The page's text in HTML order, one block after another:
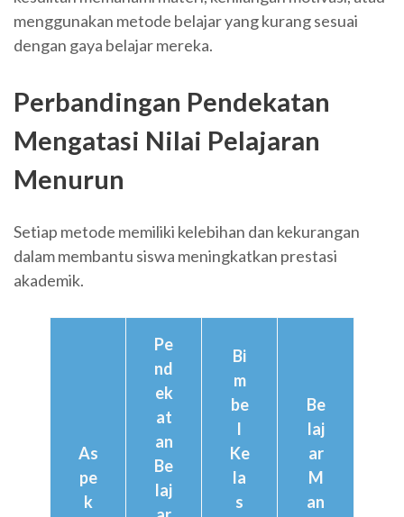
menggunakan metode belajar yang kurang sesuai
dengan gaya belajar mereka.
Perbandingan Pendekatan
Mengatasi Nilai Pelajaran
Menurun
Setiap metode memiliki kelebihan dan kekurangan
dalam membantu siswa meningkatkan prestasi
akademik.
As
pe
k
Pe
nd
ek
at
an
Be
laj
Bi
m
be
l
Ke
la
s
Be
laj
ar
M
an